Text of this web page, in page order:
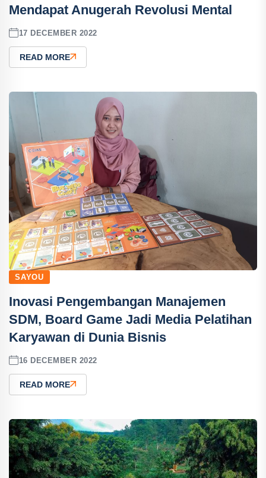
Mendapat Anugerah Revolusi Mental
17 DECEMBER 2022
READ MORE
SAYOU
Inovasi Pengembangan Manajemen
SDM, Board Game Jadi Media Pelatihan
Karyawan di Dunia Bisnis
16 DECEMBER 2022
READ MORE